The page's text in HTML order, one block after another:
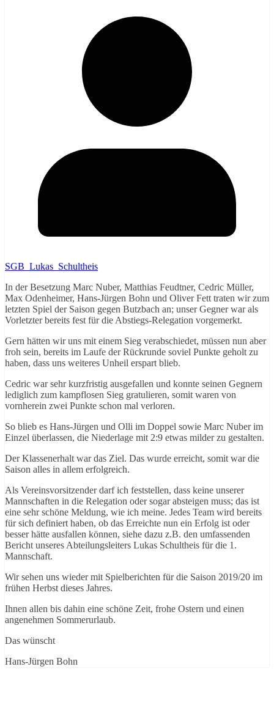
SGB_Lukas_Schultheis
In der Besetzung Marc Nuber, Matthias Feudtner, Cedric Müller,
Max Odenheimer, Hans-Jürgen Bohn und Oliver Fett traten wir zum
letzten Spiel der Saison gegen Butzbach an; unser Gegner war als
Vorletzter bereits fest für die Abstiegs-Relegation vorgemerkt.
Gern hätten wir uns mit einem Sieg verabschiedet, müssen nun aber
froh sein, bereits im Laufe der Rückrunde soviel Punkte geholt zu
haben, dass uns weiteres Unheil erspart blieb.
Cedric war sehr kurzfristig ausgefallen und konnte seinen Gegnern
lediglich zum kampflosen Sieg gratulieren, somit waren von
vornherein zwei Punkte schon mal verloren.
So blieb es Hans-Jürgen und Olli im Doppel sowie Marc Nuber im
Einzel überlassen, die Niederlage mit 2:9 etwas milder zu gestalten.
Der Klassenerhalt war das Ziel. Das wurde erreicht, somit war die
Saison alles in allem erfolgreich.
Als Vereinsvorsitzender darf ich feststellen, dass keine unserer
Mannschaften in die Relegation oder sogar absteigen muss; das ist
eine sehr schöne Meldung, wie ich meine. Jedes Team wird bereits
für sich definiert haben, ob das Erreichte nun ein Erfolg ist oder
besser hätte ausfallen können, siehe dazu z.B. den umfassenden
Bericht unseres Abteilungsleiters Lukas Schultheis für die 1.
Mannschaft.
Wir sehen uns wieder mit Spielberichten für die Saison 2019/20 im
frühen Herbst dieses Jahres.
Ihnen allen bis dahin eine schöne Zeit, frohe Ostern und einen
angenehmen Sommerurlaub.
Das wünscht
Hans-Jürgen Bohn